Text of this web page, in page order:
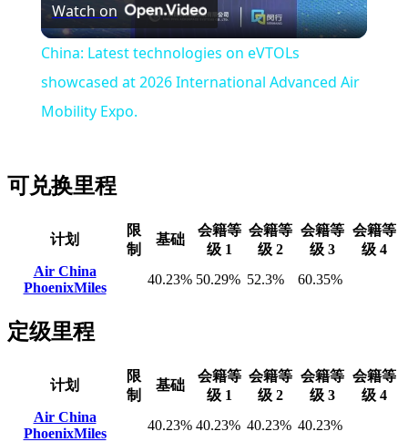
Video
Watch on
China: Latest technologies on eVTOLs
showcased at 2026 International Advanced Air
Mobility Expo.
可兑换里程
计划
限
制
基础
会籍等
级 1
会籍等
级 2
会籍等
级 3
会籍等
级 4
Air China
PhoenixMiles
40.23% 50.29% 52.3% 60.35%
定级里程
计划
限
制
基础
会籍等
级 1
会籍等
级 2
会籍等
级 3
会籍等
级 4
Air China
PhoenixMiles
40.23% 40.23% 40.23% 40.23%